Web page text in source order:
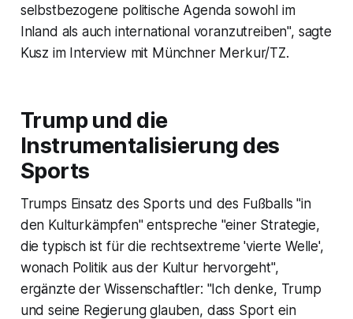
selbstbezogene politische Agenda sowohl im
Inland als auch international voranzutreiben", sagte
Kusz im Interview mit Münchner Merkur/TZ.
Trump und die
Instrumentalisierung des
Sports
Trumps Einsatz des Sports und des Fußballs "in
den Kulturkämpfen" entspreche "einer Strategie,
die typisch ist für die rechtsextreme 'vierte Welle',
wonach Politik aus der Kultur hervorgeht",
ergänzte der Wissenschaftler: "Ich denke, Trump
und seine Regierung glauben, dass Sport ein